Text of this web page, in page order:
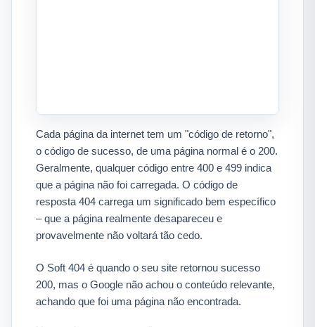
Cada página da internet tem um "código de retorno",
o código de sucesso, de uma página normal é o 200.
Geralmente, qualquer código entre 400 e 499 indica
que a página não foi carregada. O código de
resposta 404 carrega um significado bem específico
– que a página realmente desapareceu e
provavelmente não voltará tão cedo.
O Soft 404 é quando o seu site retornou sucesso
200, mas o Google não achou o conteúdo relevante,
achando que foi uma página não encontrada.